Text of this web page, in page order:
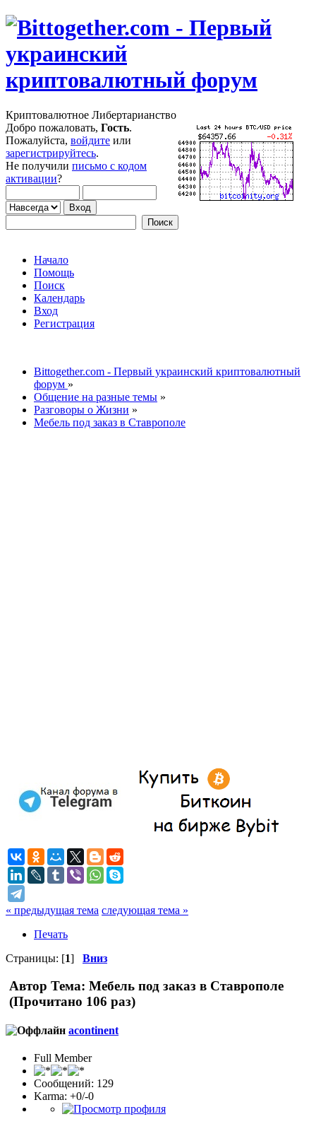
Криптовалютное Либертарианство
Добро пожаловать, Гость.
Пожалуйста, войдите или
зарегистрируйтесь.
Не получили письмо с кодом
активации?
Начало
Помощь
Поиск
Календарь
Вход
Регистрация
Bittogether.com - Первый украинский криптовалютный
форум »
Общение на разные темы »
Разговоры о Жизни »
Мебель под заказ в Ставрополе
« предыдущая тема следующая тема »
Печать
Страницы: [1] Вниз
Автор Тема: Мебель под заказ в Ставрополе
(Прочитано 106 раз)
acontinent
Full Member
Сообщений: 129
Karma: +0/-0